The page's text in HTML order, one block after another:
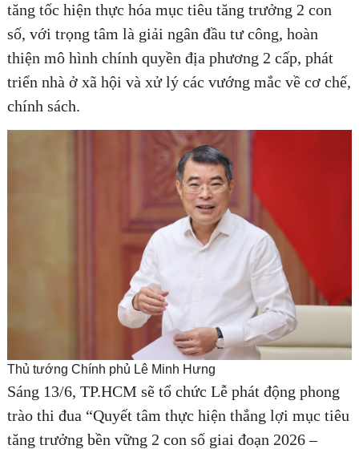
tăng tốc hiện thực hóa mục tiêu tăng trưởng 2 con
số, với trọng tâm là giải ngân đầu tư công, hoàn
thiện mô hình chính quyền địa phương 2 cấp, phát
triển nhà ở xã hội và xử lý các vướng mắc về cơ chế,
chính sách.
Thủ tướng Chính phủ Lê Minh Hưng
Sáng 13/6, TP.HCM sẽ tổ chức Lễ phát động phong
trào thi đua “Quyết tâm thực hiện thắng lợi mục tiêu
tăng trưởng bền vững 2 con số giai đoạn 2026 –